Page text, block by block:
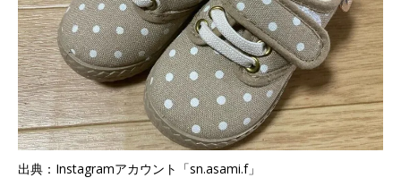
出典：Instagramアカウント「sn.asami.f」